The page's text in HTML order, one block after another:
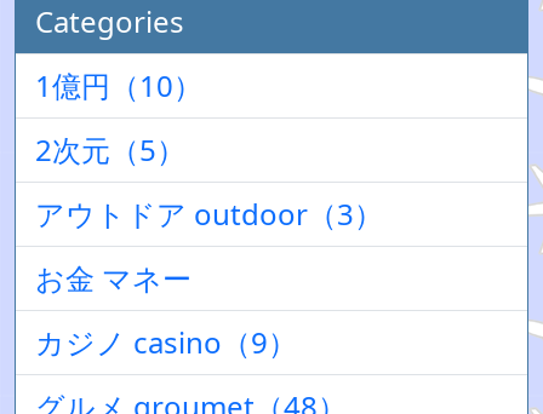
Categories
1億円（10）
2次元（5）
アウトドア outdoor（3）
お金 マネー
カジノ casino（9）